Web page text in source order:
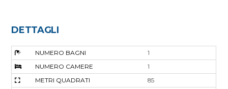
DETTAGLI
NUMERO BAGNI
1
NUMERO CAMERE
1
METRI QUADRATI
85